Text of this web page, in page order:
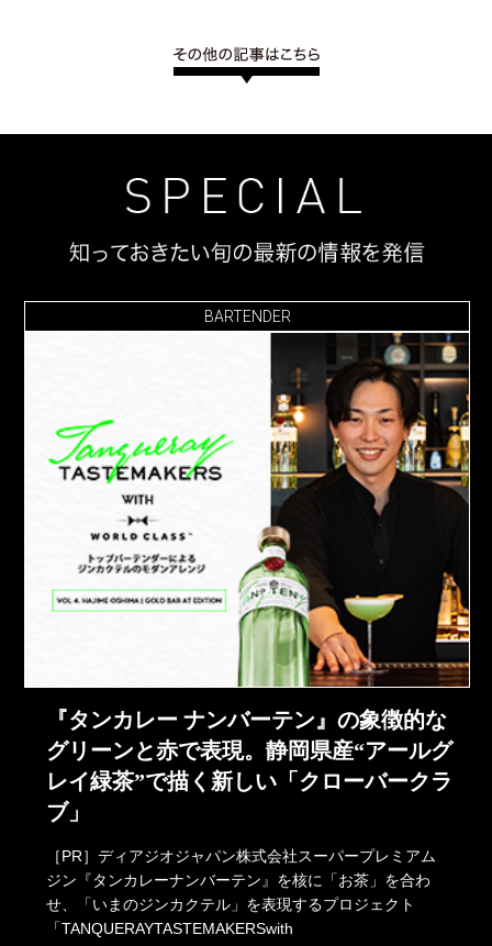
BARTENDER
『タンカレー ナンバーテン』の象徴的な
グリーンと赤で表現。静岡県産“アールグ
レイ緑茶”で描く新しい「クローバークラ
ブ」
［PR］ディアジオジャパン株式会社スーパープレミアム
ジン『タンカレーナンバーテン』を核に「お茶」を合わ
せ、「いまのジンカクテル」を表現するプロジェクト
「TANQUERAYTASTEMAKERSwith